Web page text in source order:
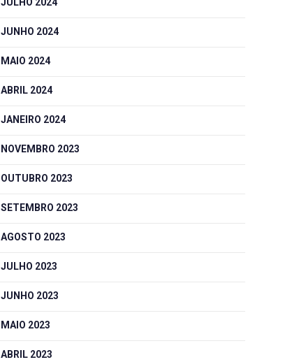
JUNHO 2024
MAIO 2024
ABRIL 2024
JANEIRO 2024
NOVEMBRO 2023
OUTUBRO 2023
SETEMBRO 2023
AGOSTO 2023
JULHO 2023
JUNHO 2023
MAIO 2023
ABRIL 2023